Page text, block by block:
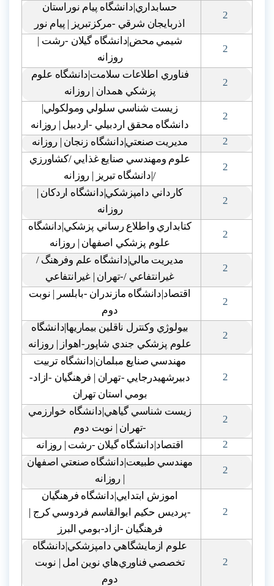
2
حسابداري|دانشگاه پيام نوراستان
اذربايجان شرقي -مرکزتبريز | پيام نور
2
شيمي محض|دانشگاه گيلان -رشت |
روزانه
2
فناوري اطلاعات سلامت|دانشگاه علوم
پزشکي همدان | روزانه
2
زيست شناسي سلولي ومولکولي|
دانشگاه محقق اردبيلي -اردبيل | روزانه
2
مديريت صنعتي|دانشگاه زنجان | روزانه
2
علوم ومهندسي صنايع غذايي /کشاورزي
/|دانشگاه تبريز | روزانه
2
کارداني دامپزشکي|دانشگاه اردکان |
روزانه
2
کتابداري واطلاع رساني پزشکي|دانشگاه
علوم پزشکي اصفهان | روزانه
2
مديريت مالي|دانشگاه علم وفرهنگ /
غيرانتفاعي /-تهران | غيرانتفاعي
2
اقتصاد|دانشگاه مازندران -بابلسر | نوبت
دوم
2
بيولوژي وکنترل ناقلين بيماريها|دانشگاه
علوم پزشکي جندي شاپور-اهواز | روزانه
2
مهندسي صنايع مبلمان|دانشگاه تربيت
دبيرشهيدرجايي -تهران | فرهنگيان -ازاد-
بومي استان تهران
2
زيست شناسي گياهي|دانشگاه خوارزمي
-تهران | نوبت دوم
2
اقتصاد|دانشگاه گيلان -رشت | روزانه
2
مهندسي طبيعت|دانشگاه صنعتي اصفهان
| روزانه
2
اموزش ابتدايي|دانشگاه فرهنگيان
-پرديس حکيم ابوالقاسم فردوسي کرج |
فرهنگيان -ازاد-بومي البرز
2
علوم ازمايشگاهي دامپزشکي|دانشگاه
تخصصي فناوري‌هاي نوين امل | نوبت
دوم